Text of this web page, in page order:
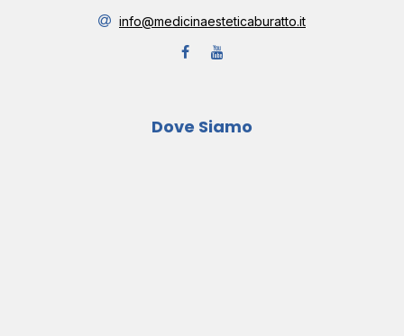
info@medicinaesteticaburatto.it
Dove Siamo